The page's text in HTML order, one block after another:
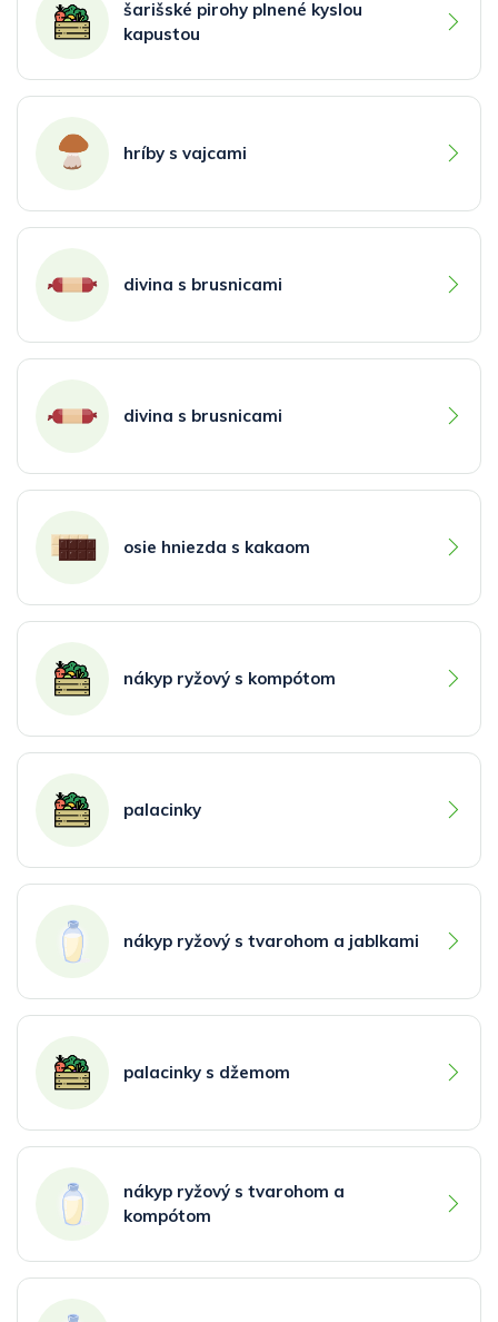
šarišské pirohy plnené kyslou
kapustou
hríby s vajcami
divina s brusnicami
divina s brusnicami
osie hniezda s kakaom
nákyp ryžový s kompótom
palacinky
nákyp ryžový s tvarohom a jablkami
palacinky s džemom
nákyp ryžový s tvarohom a
kompótom